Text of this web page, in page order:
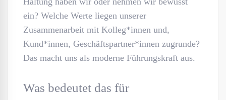
ein? Welche Werte liegen unserer
Zusammenarbeit mit Kolleg*innen und,
Kund*innen, Geschäftspartner*innen zugrunde?
Das macht uns als moderne Führungskraft aus.
Was bedeutet das für